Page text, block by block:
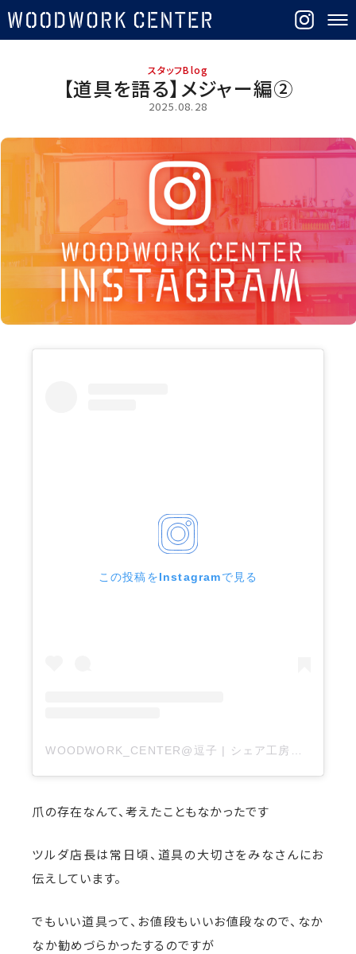
スタッフBlog
【道具を語る】メジャー編②
2025.08.28
この投稿をInstagramで見る
爪の存在なんて、考えたこともなかったです
ツルダ店長は常日頃、道具の大切さをみなさんにお
伝えしています。
でもいい道具って、お値段もいいお値段なので、なか
なか勧めづらかったするのですが